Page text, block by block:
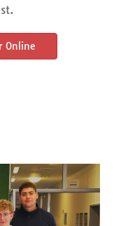
Online